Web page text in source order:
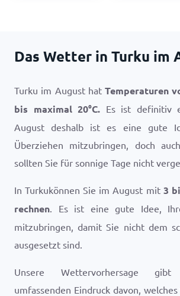
Das Wetter in Turku im
Turku im August hatTemperaturen
bis maximal 20°C. Es ist definitiv
August deshalb ist es eine gute
Überziehen mitzubringen, doch
sollten Sie für sonnige Tage nicht
In Turkukönnen Sie im August mit 3
rechnen. Es ist eine gute Idee,
mitzubringen, damit Sie nicht dem
ausgesetzt sind.
Unsere Wettervorhersage
umfassenden Eindruck davon, welches